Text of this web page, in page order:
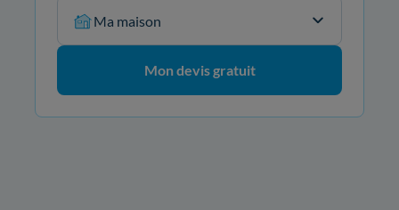
Ma maison
Mon devis gratuit